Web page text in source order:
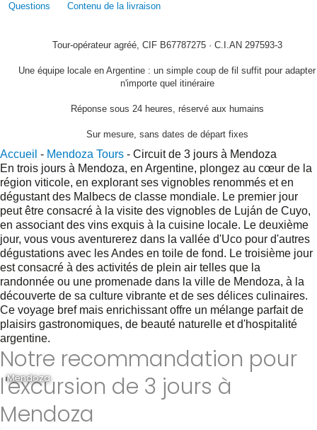
Questions Contenu de la livraison
Tour-opérateur agréé, CIF B67787275 · C.I.AN 297593-3
Une équipe locale en Argentine : un simple coup de fil suffit pour adapter
n'importe quel itinéraire
Réponse sous 24 heures, réservé aux humains
Sur mesure, sans dates de départ fixes
Accueil - Mendoza Tours - Circuit de 3 jours à Mendoza
En trois jours à Mendoza, en Argentine, plongez au cœur de la
région viticole, en explorant ses vignobles renommés et en
dégustant des Malbecs de classe mondiale. Le premier jour
peut être consacré à la visite des vignobles de Luján de Cuyo,
en associant des vins exquis à la cuisine locale. Le deuxième
jour, vous vous aventurerez dans la vallée d'Uco pour d'autres
dégustations avec les Andes en toile de fond. Le troisième jour
est consacré à des activités de plein air telles que la
randonnée ou une promenade dans la ville de Mendoza, à la
découverte de sa culture vibrante et de ses délices culinaires.
Ce voyage bref mais enrichissant offre un mélange parfait de
plaisirs gastronomiques, de beauté naturelle et d'hospitalité
argentine.
Notre recommandation pour
l'excursion de 3 jours à
Mendoza
Mendoza